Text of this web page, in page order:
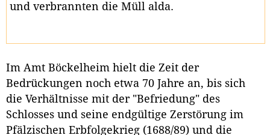
und verbrannten die Müll alda.
Im Amt Böckelheim hielt die Zeit der
Bedrückungen noch etwa 70 Jahre an, bis sich
die Verhältnisse mit der "Befriedung" des
Schlosses und seine endgültige Zerstörung im
Pfälzischen Erbfolgekrieg (1688/89) und die